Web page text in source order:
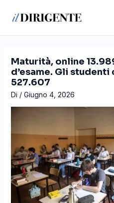
Maturità, online
d’esame. Gli
527.607
Di / Giugno 4, 2026
articoli